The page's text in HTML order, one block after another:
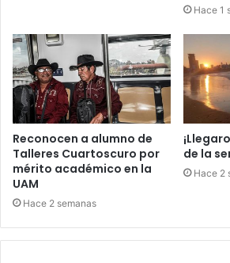
Hace 1
Reconocen a alumno de
Talleres Cuartoscuro por
mérito académico en la
UAM
Hace 2 semanas
de la
Hace 2